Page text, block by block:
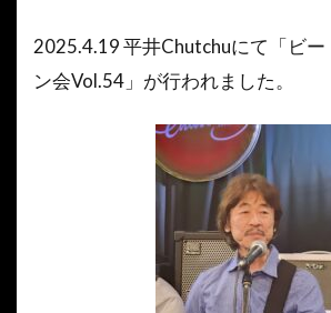
2025.4.19 平井Chutchuにて「ビー
ン会Vol.54」が行われました。